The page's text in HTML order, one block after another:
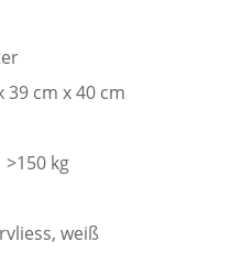
39 cm x 40 cm
kg
weiß